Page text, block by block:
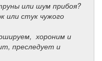
или шум прибоя?
или стук чужого
хороним и
преследует и